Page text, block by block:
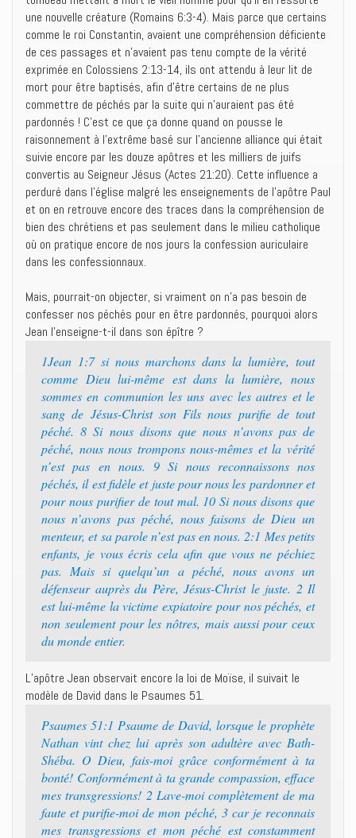
une nouvelle créature (Romains 6:3-4). Mais parce que certains
comme le roi Constantin, avaient une compréhension déficiente
de ces passages et n’avaient pas tenu compte de la vérité
exprimée en Colossiens 2:13-14, ils ont attendu à leur lit de
mort pour être baptisés, afin d’être certains de ne plus
commettre de péchés par la suite qui n’auraient pas été
pardonnés ! C’est ce que ça donne quand on pousse le
raisonnement à l’extrême basé sur l’ancienne alliance qui était
suivie encore par les douze apôtres et les milliers de juifs
convertis au Seigneur Jésus (Actes 21:20). Cette influence a
perduré dans l’église malgré les enseignements de l’apôtre Paul
et on en retrouve encore des traces dans la compréhension de
bien des chrétiens et pas seulement dans le milieu catholique
où on pratique encore de nos jours la confession auriculaire
dans les confessionnaux.
Mais, pourrait-on objecter, si vraiment on n’a pas besoin de
confesser nos péchés pour en être pardonnés, pourquoi alors
Jean l’enseigne-t-il dans son épître ?
1Jean 1:7 si nous marchons dans la lumière, tout
comme Dieu lui-même est dans la lumière, nous
sommes en communion les uns avec les autres et le
sang de Jésus-Christ son Fils nous purifie de tout
péché. 8 Si nous disons que nous n’avons pas de
péché, nous nous trompons nous-mêmes et la vérité
n’est pas en nous. 9 Si nous reconnaissons nos
péchés, il est fidèle et juste pour nous les pardonner et
pour nous purifier de tout mal. 10 Si nous disons que
nous n’avons pas péché, nous faisons de Dieu un
menteur, et sa parole n’est pas en nous. 2:1 Mes petits
enfants, je vous écris cela afin que vous ne péchiez
pas. Mais si quelqu’un a péché, nous avons un
défenseur auprès du Père, Jésus-Christ le juste. 2 Il
est lui-même la victime expiatoire pour nos péchés, et
non seulement pour les nôtres, mais aussi pour ceux
du monde entier.
L’apôtre Jean observait encore la loi de Moïse, il suivait le
modèle de David dans le Psaumes 51.
Psaumes 51:1 Psaume de David, lorsque le prophète
Nathan vint chez lui après son adultère avec Bath-
Shéba. O Dieu, fais-moi grâce conformément à ta
bonté! Conformément à ta grande compassion, efface
mes transgressions! 2 Lave-moi complètement de ma
faute et purifie-moi de mon péché, 3 car je reconnais
mes transgressions et mon péché est constamment